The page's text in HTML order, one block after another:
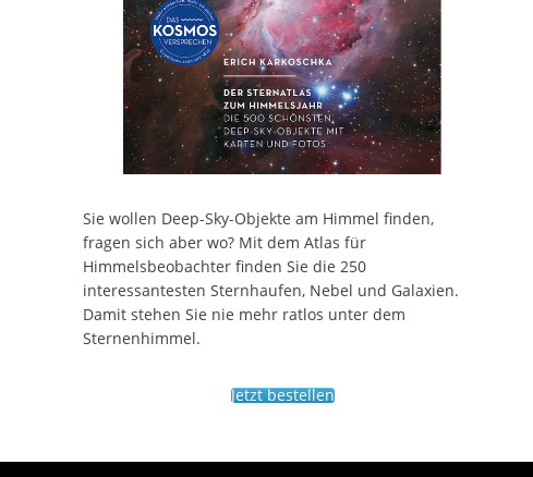
Sie wollen Deep-Sky-Objekte am Himmel finden,
fragen sich aber wo? Mit dem Atlas für
Himmelsbeobachter finden Sie die 250
interessantesten Sternhaufen, Nebel und Galaxien.
Damit stehen Sie nie mehr ratlos unter dem
Sternenhimmel.
Jetzt bestellen